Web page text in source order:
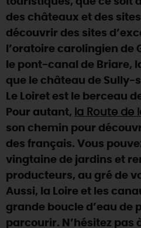
CE
CETTE
TOUT
des châteaux et des
découvrir des sites
l’oratoire carolingien
le pont-canal de Briare,
que le château de Sully-
Le Loiret est le berceau
Pour autant, la Route de
son chemin pour
des français. Vous
vingtaine de jardins et
producteurs, au gré de
Aussi, la Loire et les
grande boucle d’eau de
parcourir. N’hésitez pas